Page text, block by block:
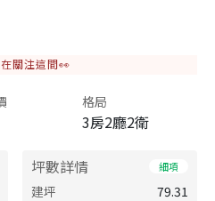
關注這間👀
格局
3房2廳2衛
坪數詳情 細項
建坪
79.31